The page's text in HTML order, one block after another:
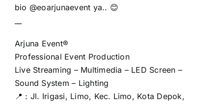
bio @eoarjunaevent ya.. 😊
Arjuna Event®
Professional Event Production
Live Streaming – Multimedia – LED Screen –
Sound System – Lighting
📍 : Jl. Irigasi, Limo, Kec. Limo, Kota Depok,